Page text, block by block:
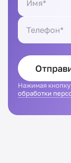
Нажимая
обработки